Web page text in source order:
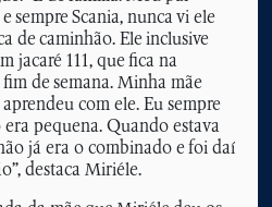
sempre Scania, nunca vi ele
de caminhão. Ele inclusive
jacaré 111, que fica na
de semana. Minha mãe
com ele. Eu sempre
pequena. Quando estava
já era o combinado e foi daí
destaca Miriéle.